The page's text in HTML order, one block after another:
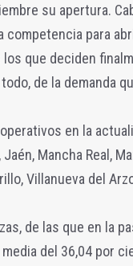
su apertura.
competencia para
los que deciden
de la demanda
en la
Jaén, Mancha Real,
Villanueva del
de las que en la
del 36,04 por